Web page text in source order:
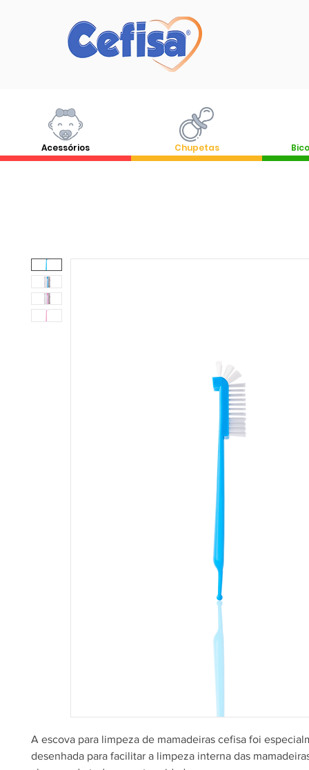
Acessórios Chupetas
A escova para limpeza de mamadeiras cefisa foi
desenhada para facilitar a limpeza interna das